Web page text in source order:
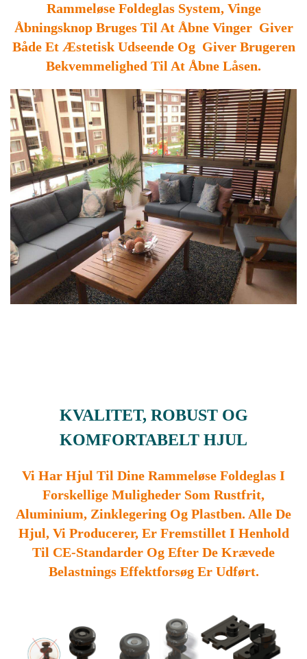
Rammeløse Foldeglas System, Vinge
Åbningsknop Bruges Til At Åbne Vinger Giver
Både Et Æstetisk Udseende Og Giver Brugeren
Bekvemmelighed Til At Åbne Låsen.
KVALITET, ROBUST OG
KOMFORTABELT HJUL
Vi Har Hjul Til Dine Rammeløse Foldeglas I
Forskellige Muligheder Som Rustfrit,
Aluminium, Zinklegering Og Plastben. Alle De
Hjul, Vi Producerer, Er Fremstillet I Henhold
Til CE-Standarder Og Efter De Krævede
Belastnings Effektforsøg Er Udført.